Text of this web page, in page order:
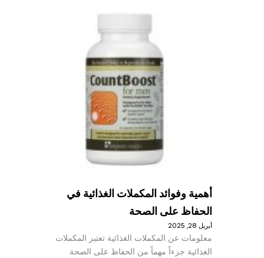
أهمية وفوائد المكملات الغذائية في
الحفاظ على الصحة
أبريل 28, 2025
معلومات عن المكملات الغذائية تعتبر المكملات
الغذائية جزءاً مهماً من الحفاظ على الصحة